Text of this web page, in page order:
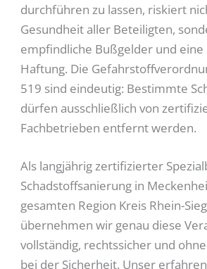
durchführen zu lassen, riskiert
Gesundheit aller Beteiligten,
empfindliche Bußgelder und eine
Haftung. Die
519 sind eindeutig: Bestimmte
dürfen ausschließlich von
Fachbetrieben entfernt werden.
Als langjährig zertifizierter
Schadstoffsanierung in
gesamten Region Kreis Rhein-
übernehmen wir genau diese
vollständig, rechtssicher und
bei der Sicherheit. Unser